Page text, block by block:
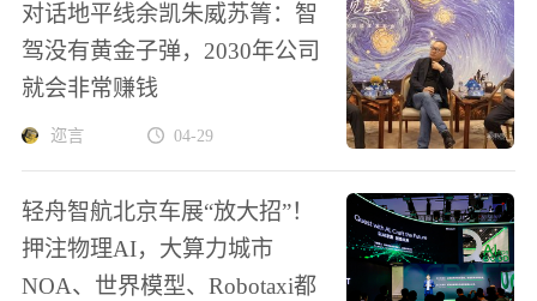
对话地平线余凯朱威苏箐：智
驾没有黄金子弹，2030年公司
就会非常赚钱
迩言 04-29
轻舟智航北京车展“放大招”！
押注物理AI，大算力城市
NOA、世界模型、Robotaxi都